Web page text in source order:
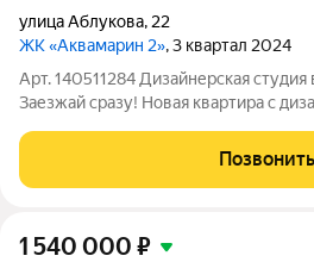
улица Аблукова, 22
ЖК «Аквамарин 2», 3 квартал 2024
Арт. 140511284 Дизайнерская
Заезжай сразу! Новая квартира с
«Аквамарин» долго не
для собственного проживания, так и
Позвонить
1 540 000 ₽